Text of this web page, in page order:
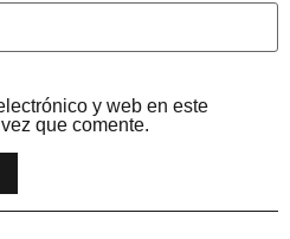
y web en este
que comente.